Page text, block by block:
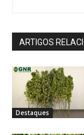
ARTIGOS
Destaques